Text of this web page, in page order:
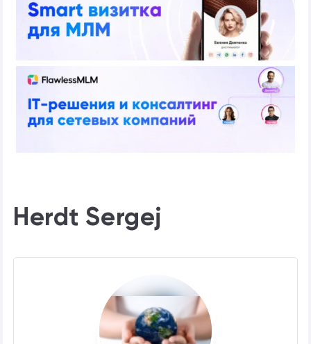
Herdt Sergej